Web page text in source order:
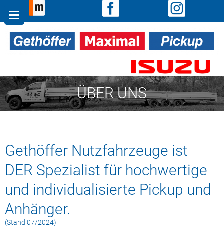
Inhalt
ÜBER UNS
Gethöffer Nutzfahrzeuge ist
DER Spezialist für hochwertige
und individualisierte Pickup und
Anhänger.
(Stand 07/2024)